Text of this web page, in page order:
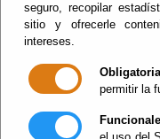
seguro, recopilar
sitio y ofrecerle
intereses.
permitir la